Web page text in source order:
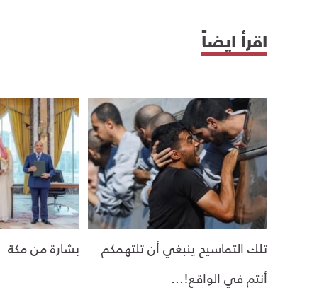
اقرأ ايضاً
تلك التماسيح ينبغي أن تلتهمكم
أنتم في الواقع!...
بشارة من مكة